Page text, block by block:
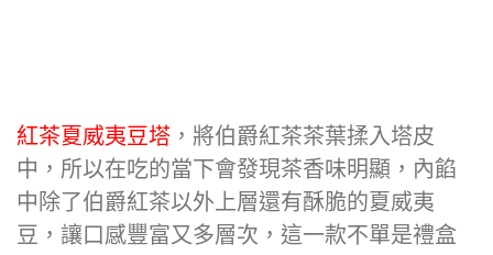
紅茶夏威夷豆塔 ，將伯爵紅茶茶葉揉入塔皮
中，所以在吃的當下會發現茶香味明顯，內餡
中除了伯爵紅茶以外上層還有酥脆的夏威夷
豆，讓口感豐富又多層次，這一款不單是禮盒